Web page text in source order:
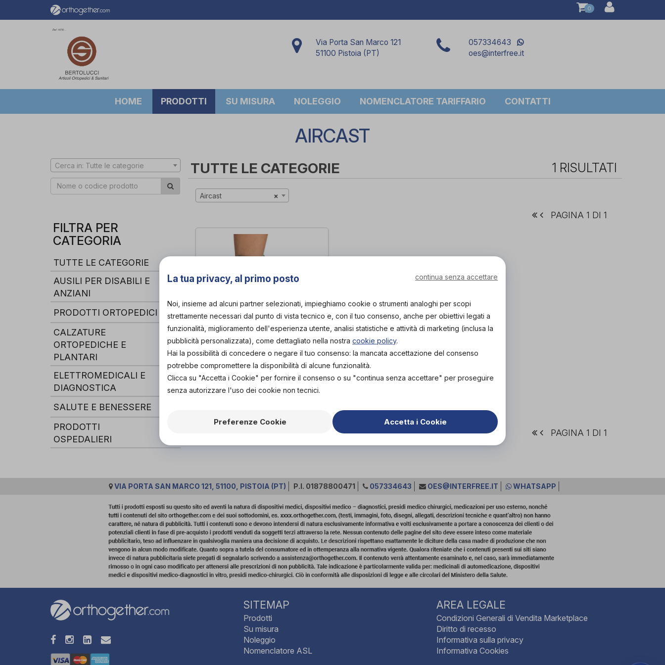
0
Via Porta San Marco 121
51100 Pistoia (PT)
057334643
oes@interfree.it
HOME PRODOTTI SU MISURA NOLEGGIO NOMENCLATORE TARIFFARIO CONTATTI
AIRCAST
Cerca in: Tutte le categorie
FILTRA PER
CATEGORIA
TUTTE LE CATEGORIE
AUSILI PER DISABILI E
ANZIANI
PRODOTTI ORTOPEDICI
CALZATURE
ORTOPEDICHE E
PLANTARI
ELETTROMEDICALI E
DIAGNOSTICA
SALUTE E BENESSERE
PRODOTTI
OSPEDALIERI
TUTTE LE CATEGORIE 1 RISULTATI
×
Aircast
PAGINA 1 DI 1
Air-Stirrup Universe
diAircast
PROVA E ACQUISTA IN
PAGINA 1 DI 1
VIA PORTA SAN MARCO 121, 51100, PISTOIA (PT) P.I. 01878800471 057334643 OES@INTERFREE.IT WHATSAPP
SITEMAP
Prodotti
Su misura
Noleggio
Nomenclatore ASL
AREA LEGALE
Condizioni Generali di Vendita Marketplace
Diritto di recesso
Informativa sulla privacy
Informativa Cookies
La tua privacy, al primo posto continua senza accettare
Noi, insieme ad alcuni partner selezionati, impieghiamo cookie o strumenti analoghi per scopi
strettamente necessari dal punto di vista tecnico e, con il tuo consenso, anche per obiettivi legati a
funzionalità, miglioramento dell'esperienza utente, analisi statistiche e attività di marketing (inclusa la
pubblicità personalizzata), come dettagliato nella nostra cookie policy.
Hai la possibilità di concedere o negare il tuo consenso: la mancata accettazione del consenso
potrebbe compromettere la disponibilità di alcune funzionalità.
Clicca su "Accetta i Cookie" per fornire il consenso o su "continua senza accettare" per proseguire
senza autorizzare l'uso dei cookie non tecnici.
Preferenze Cookie Accetta i Cookie